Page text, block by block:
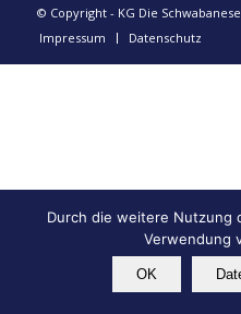
© Copyright - KG Die
Impressum
Datenschutz
Durch die weitere Nutzung
Verwendung
OK